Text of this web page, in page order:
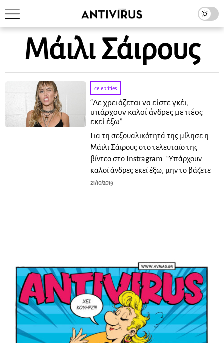
Μάιλι Σάιρους
celebrities
“Δε χρειάζεται να είστε γκέι,
υπάρχουν καλοί άνδρες με πέος
εκεί έξω”
Για τη σεξουαλικότητά της μίλησε η
Μάιλι Σάιρους στο τελευταίο της
βίντεο στο Instragram. “Υπάρχουν
καλοί άνδρες εκεί έξω, μην το βάζετε
21/10/2019